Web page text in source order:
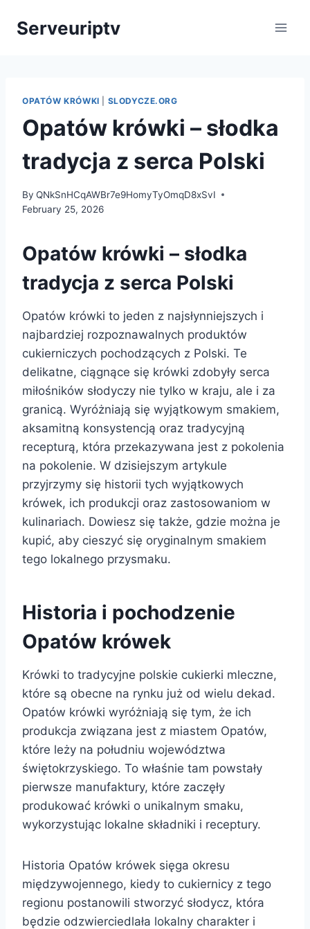
Serveuriptv
OPATÓW KRÓWKI SLODYCZE.ORG
Opatów krówki – słodka
tradycja z serca Polski
By QNkSnHCqAWBr7e9HomyTyOmqD8xSvI
February 25, 2026
Opatów krówki – słodka
tradycja z serca Polski
Opatów krówki to jeden z najsłynniejszych i
najbardziej rozpoznawalnych produktów
cukierniczych pochodzących z Polski. Te
delikatne, ciągnące się krówki zdobyły serca
miłośników słodyczy nie tylko w kraju, ale i za
granicą. Wyróżniają się wyjątkowym smakiem,
aksamitną konsystencją oraz tradycyjną
recepturą, która przekazywana jest z pokolenia
na pokolenie. W dzisiejszym artykule
przyjrzymy się historii tych wyjątkowych
krówek, ich produkcji oraz zastosowaniom w
kulinariach. Dowiesz się także, gdzie można je
kupić, aby cieszyć się oryginalnym smakiem
tego lokalnego przysmaku.
Historia i pochodzenie
Opatów krówek
Krówki to tradycyjne polskie cukierki mleczne,
które są obecne na rynku już od wielu dekad.
Opatów krówki wyróżniają się tym, że ich
produkcja związana jest z miastem Opatów,
które leży na południu województwa
świętokrzyskiego. To właśnie tam powstały
pierwsze manufaktury, które zaczęły
produkować krówki o unikalnym smaku,
wykorzystując lokalne składniki i receptury.
Historia Opatów krówek sięga okresu
międzywojennego, kiedy to cukiernicy z tego
regionu postanowili stworzyć słodycz, która
będzie odzwierciedlała lokalny charakter i